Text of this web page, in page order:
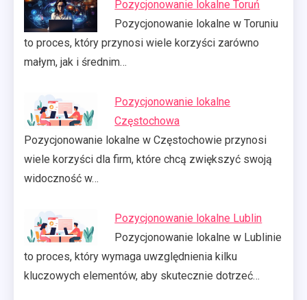
Pozycjonowanie lokalne Toruń
Pozycjonowanie lokalne w Toruniu
to proces, który przynosi wiele korzyści zarówno
małym, jak i średnim…
Pozycjonowanie lokalne
Częstochowa
Pozycjonowanie lokalne w Częstochowie przynosi
wiele korzyści dla firm, które chcą zwiększyć swoją
widoczność w…
Pozycjonowanie lokalne Lublin
Pozycjonowanie lokalne w Lublinie
to proces, który wymaga uwzględnienia kilku
kluczowych elementów, aby skutecznie dotrzeć…